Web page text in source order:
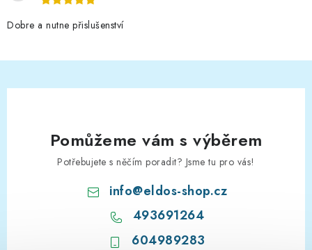
Dobre a nutne přislušenství
Pomůžeme vám s výběrem
Potřebujete s něčím poradit? Jsme tu pro vás!
info@eldos-shop.cz
493691264
604989283